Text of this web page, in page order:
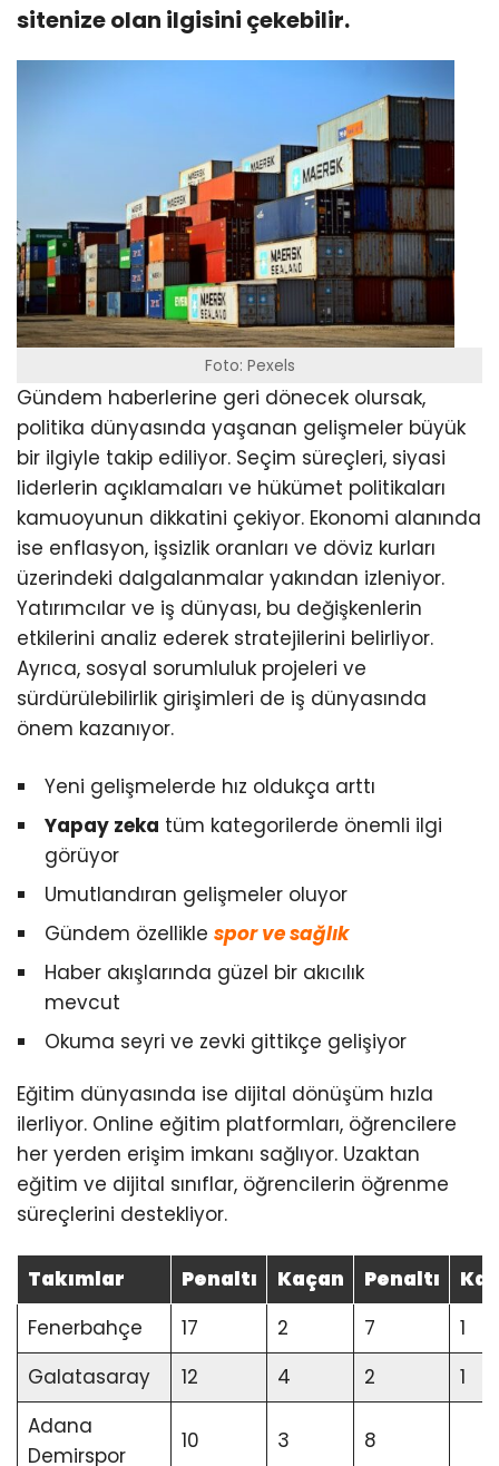
sitenize olan ilgisini çekebilir.
Foto: Pexels
Gündem haberlerine geri dönecek olursak,
politika dünyasında yaşanan gelişmeler büyük
bir ilgiyle takip ediliyor. Seçim süreçleri, siyasi
liderlerin açıklamaları ve hükümet politikaları
kamuoyunun dikkatini çekiyor. Ekonomi alanında
ise enflasyon, işsizlik oranları ve döviz kurları
üzerindeki dalgalanmalar yakından izleniyor.
Yatırımcılar ve iş dünyası, bu değişkenlerin
etkilerini analiz ederek stratejilerini belirliyor.
Ayrıca, sosyal sorumluluk projeleri ve
sürdürülebilirlik girişimleri de iş dünyasında
önem kazanıyor.
Yeni gelişmelerde hız oldukça arttı
Yapay zeka tüm kategorilerde önemli ilgi
görüyor
Umutlandıran gelişmeler oluyor
Gündem özellikle spor ve sağlık
Haber akışlarında güzel bir akıcılık
mevcut
Okuma seyri ve zevki gittikçe gelişiyor
Eğitim dünyasında ise dijital dönüşüm hızla
ilerliyor. Online eğitim platformları, öğrencilere
her yerden erişim imkanı sağlıyor. Uzaktan
eğitim ve dijital sınıflar, öğrencilerin öğrenme
süreçlerini destekliyor.
Takımlar Penaltı Kaçan Penaltı
Fenerbahçe
17 2 7
1
Galatasaray
12 4 2
1
Adana
Demirspor
10 3 8